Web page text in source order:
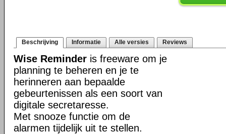
Beschrijving Informatie Alle versies Reviews
Wise Reminder is freeware om je
planning te beheren en je te
herinneren aan bepaalde
gebeurtenissen als een soort van
digitale secretaresse.
Met snooze functie om de
alarmen tijdelijk uit te stellen.